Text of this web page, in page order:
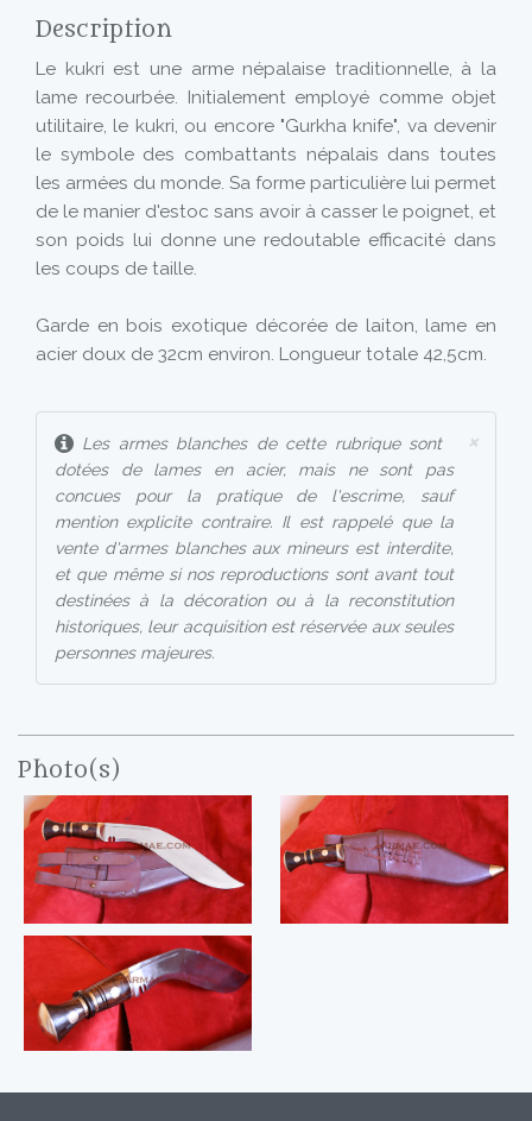
Description
Le kukri est une arme népalaise traditionnelle, à la
lame recourbée. Initialement employé comme objet
utilitaire, le kukri, ou encore "Gurkha knife", va devenir
le symbole des combattants népalais dans toutes
les armées du monde. Sa forme particulière lui permet
de le manier d'estoc sans avoir à casser le poignet, et
son poids lui donne une redoutable efficacité dans
les coups de taille.
Garde en bois exotique décorée de laiton, lame en
acier doux de 32cm environ. Longueur totale 42,5cm.
×
Les armes blanches de cette rubrique sont
dotées de lames en acier, mais ne sont pas
concues pour la pratique de l'escrime, sauf
mention explicite contraire. Il est rappelé que la
vente d'armes blanches aux mineurs est interdite,
et que même si nos reproductions sont avant tout
destinées à la décoration ou à la reconstitution
historiques, leur acquisition est réservée aux seules
personnes majeures.
Photo(s)